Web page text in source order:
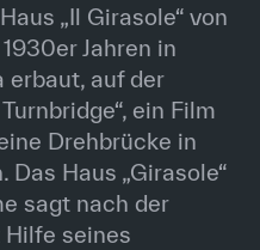
„Il Girasole“ von
Jahren in
erbaut, auf der
ein Film
Drehbrücke in
Haus „Girasole“
sagt nach der
Hilfe seines